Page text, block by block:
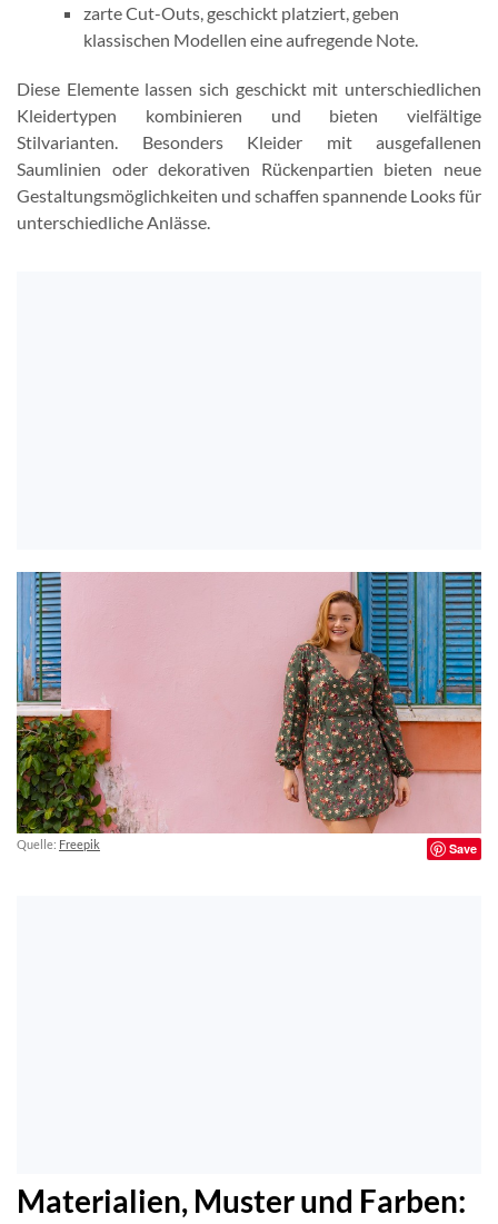
zarte Cut-Outs, geschickt platziert, geben
klassischen Modellen eine aufregende Note.
Diese Elemente lassen sich geschickt mit unterschiedlichen
Kleidertypen kombinieren und bieten vielfältige
Stilvarianten. Besonders Kleider mit ausgefallenen
Saumlinien oder dekorativen Rückenpartien bieten neue
Gestaltungsmöglichkeiten und schaffen spannende Looks für
unterschiedliche Anlässe.
Quelle: Freepik Save
Materialien, Muster und Farben: